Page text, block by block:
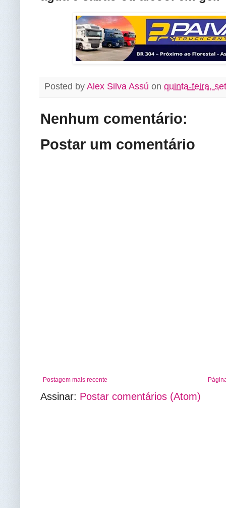
Posted by Alex Silva Assú on quinta-feira,
Nenhum comentário:
Postar um comentário
Postagem mais recente
Assinar: Postar comentários (Atom)